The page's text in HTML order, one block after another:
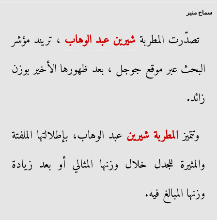
سماح منير
تصدّرت المطربةشيرين عبد الوهاب ، تريند مؤشر
البحث عبر موقع جوجل ، بعد ظهورها الأخير بوزن
زائد.
وتتميزالمطربة شيرين عبد الوهاب، بإطلالتها الملفتة
والمثيرة للجدل خلال وزنها المثالي أو بعد زيادة
وزنها المبالغ فيه.